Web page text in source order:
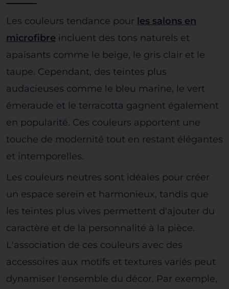
Les couleurs tendance pour les salons en
microfibre incluent des tons naturels et
apaisants comme le beige, le gris clair et le
taupe. Cependant, des teintes plus
audacieuses comme le bleu marine, le vert
émeraude et le terracotta gagnent également
en popularité. Ces couleurs apportent une
touche de modernité tout en restant élégantes
et intemporelles.
Les couleurs neutres sont idéales pour créer
un espace serein et harmonieux, tandis que
les teintes plus vives permettent d'ajouter du
caractère et de la personnalité à la pièce.
L'association de ces couleurs avec des
accessoires aux motifs et textures variés peut
dynamiser l'ensemble du décor. Par exemple,